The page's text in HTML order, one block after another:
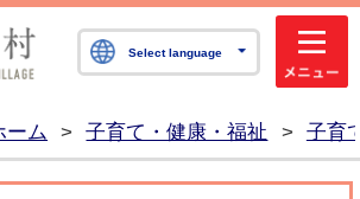
泉崎村公式ホームペ
Select language
ーム > 子育て・健康・福祉 > 子育